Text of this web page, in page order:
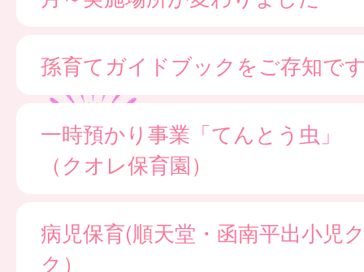
孫育てガイドブックをご存知で
一時預かり事業「てんとう虫」
（クオレ保育園）
病児保育(順天堂・函南平出小児
ク）